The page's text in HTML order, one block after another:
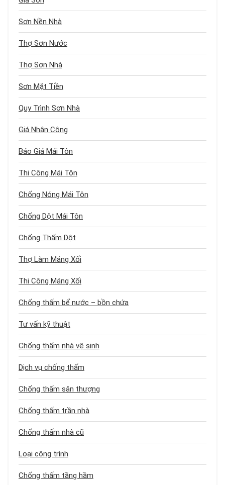
Sơn Nền Nhà
Thợ Sơn Nước
Thợ Sơn Nhà
Sơn Mặt Tiền
Quy Trình Sơn Nhà
Giá Nhân Công
Báo Giá Mái Tôn
Thi Công Mái Tôn
Chống Nóng Mái Tôn
Chống Dột Mái Tôn
Chống Thấm Dột
Thợ Làm Máng Xối
Thi Công Máng Xối
Chống thấm bể nước – bồn chứa
Tư vấn kỹ thuật
Chống thấm nhà vệ sinh
Dịch vụ chống thấm
Chống thấm sân thượng
Chống thấm trần nhà
Chống thấm nhà cũ
Loại công trình
Chống thấm tầng hầm